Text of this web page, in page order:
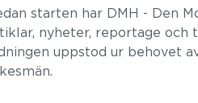
starten har DMH - Den
nyheter, reportage och
uppstod ur behovet